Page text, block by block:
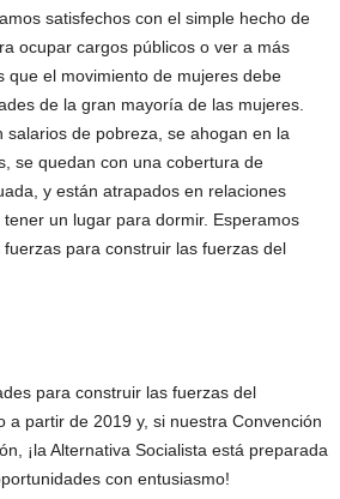
satisfechos con el simple hecho de
ocupar cargos públicos o ver a más
que el movimiento de mujeres debe
de la gran mayoría de las mujeres.
salarios de pobreza, se ahogan en la
se quedan con una cobertura de
y están atrapados en relaciones
un lugar para dormir. Esperamos
para construir las fuerzas del
para construir las fuerzas del
a partir de 2019 y, si nuestra Convención
¡la Alternativa Socialista está preparada
con entusiasmo!